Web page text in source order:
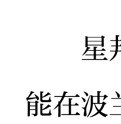
星邦
能在波